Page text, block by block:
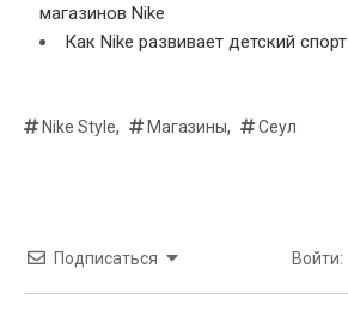
магазинов Nike
Как Nike развивает детский спорт
Nike Style, Магазины, Сеул
Подписаться Войти: